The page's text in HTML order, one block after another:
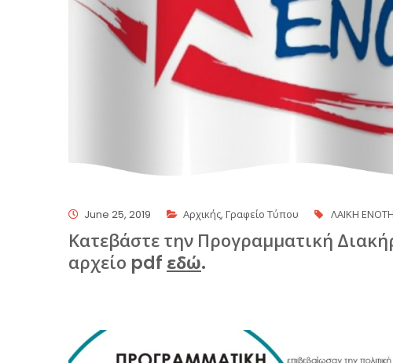
June 25, 2019 Αρχικής, Γραφείο Τύπου ΛΑΙΚΗ
Κατεβάστε την Προγραμματική
αρχείο pdf εδώ.